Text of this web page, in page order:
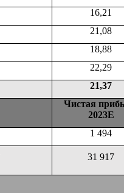
16,21
21,08
18,88
22,29
21,37
Чистая
2023Е
1 494
31 917